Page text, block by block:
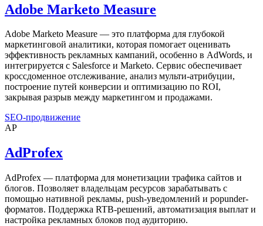
Adobe Marketo Measure
Adobe Marketo Measure — это платформа для глубокой
маркетинговой аналитики, которая помогает оценивать
эффективность рекламных кампаний, особенно в AdWords, и
интегрируется с Salesforce и Marketo. Сервис обеспечивает
кроссдоменное отслеживание, анализ мульти-атрибуции,
построение путей конверсии и оптимизацию по ROI,
закрывая разрыв между маркетингом и продажами.
SEO-продвижение
AP
AdProfex
AdProfex — платформа для монетизации трафика сайтов и
блогов. Позволяет владельцам ресурсов зарабатывать с
помощью нативной рекламы, push-уведомлений и popunder-
форматов. Поддержка RTB-решений, автоматизация выплат и
настройка рекламных блоков под аудиторию.